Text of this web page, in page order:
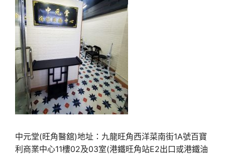
中元堂(旺角醫舘)地址：九龍旺角西洋菜南街1A號百寶
利商業中心11樓02及03室(港鐵旺角站E2出口或港鐵油